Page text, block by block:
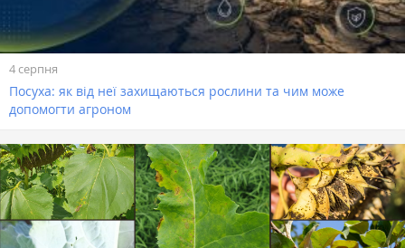
4 серпня
Посуха: як від неї захищаються рослини та чим може
допомогти агроном